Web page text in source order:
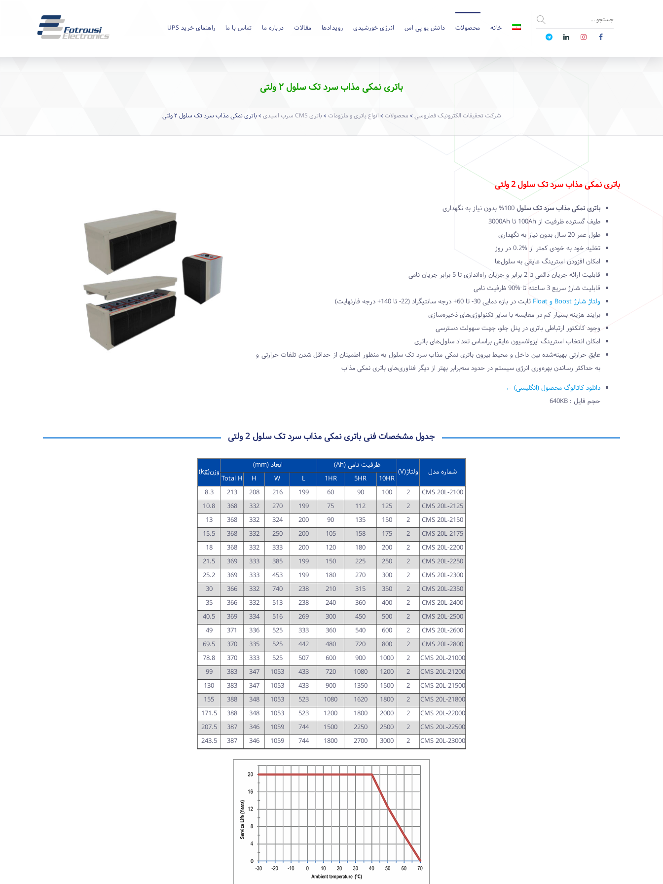
خانه محصولات دانش یو پی اس انرژی خورشیدی رویدادها مقالات درباره ما تماس با ما راهنمای خرید UPS
باتری نمکی مذاب سرد تک سلول ۲ ولتی
شرکت تحقیقات الکترونیک فطروسی > محصولات > انواع باتری و ملزومات > باتری CMS سرب اسیدی >باتری نمکی مذاب سرد تک سلول ۲ ولتی
باتری نمکی مذاب سرد تک سلول 2 ولتی
باتری نمکی مذاب سرد تک سلول
طیف گسترده ظرفیت از 100Ah تا 3000Ah
طول عمر 20 سال بدون نیاز به نگهداری
تخلیه خود به خودی کمتر از %0.2 در روز
امکان افزودن استرینگ عایقی به سلول‌ها
قابلیت ارائه جریان دائمی تا 2 برابر و جریان راه‌اندازی تا 5 برابر جریان نامی
قابلیت شارژ سریع 3 ساعته تا %90 ظرفیت نامی
ولتاژ شارژ Boost و Float
ثابت در بازه دمایی 30- تا 60+ درجه سانتیگراد (22- تا 140+ درجه فارنهایت)
برایند هزینه بسیار کم در مقایسه با سایر تکنولوژی‌های ذخیره‌سازی
وجود کانکتور ارتباطی باتری در پنل جلو، جهت سهولت دسترسی
امکان انتخاب استرینگ ایزولاسیون عایقی براساس تعداد سلول‌های باتری
عایق حرارتی بهینه‌شده بین داخل و محیط بیرون باتری نمکی مذاب سرد تک سلول به منظور اطمینان از حداقل شدن تلفات حرارتی و
به حداکثر رساندن بهره‌وری انرژی سیستم در حدود سه‌برابر بهتر از دیگر فناوری‌های باتری نمکی مذاب
دانلود کاتالوگ محصول (انگلیسی) ←
حجم فایل : 640KB
جدول مشخصات فنی باتری نمکی مذاب سرد تک سلول 2 ولتی
شماره مدل ولتاژ(V)
ظرفیت نامی (Ah) ابعاد (mm)
وزن(kg)
10HR
5HR
1HR
L
W
H
Total H
CMS 20L-2100
2
100
90
60
199
216
208
213
8.3
CMS 20L-2125
2
125
112
75
199
270
332
368
10.8
CMS 20L-2150
2
150
135
90
200
324
332
368
13
CMS 20L-2175
2
175
158
105
200
250
332
368
15.5
CMS 20L-2200
2
200
180
120
200
333
332
368
18
CMS 20L-2250
2
250
225
150
199
385
333
369
21.5
CMS 20L-2300
2
300
270
180
199
453
333
369
25.2
CMS 20L-2350
2
350
315
210
238
740
332
366
30
CMS 20L-2400
2
400
360
240
238
513
332
366
35
CMS 20L-2500
2
500
450
300
269
516
334
369
40.5
CMS 20L-2600
2
600
540
360
333
525
336
371
49
CMS 20L-2800
2
800
720
480
442
525
335
370
69.5
CMS 20L-21000
2
1000
900
600
507
525
333
370
78.8
CMS 20L-21200
2
1200
1080
720
433
1053
347
383
99
CMS 20L-21500
2
1500
1350
900
433
1053
347
383
130
CMS 20L-21800
2
1800
1620
1080
523
1053
348
388
155
CMS 20L-22000
2
2000
1800
1200
523
1053
348
388
171.5
CMS 20L-22500
2
2500
2250
1500
744
1059
346
387
207.5
CMS 20L-23000
2
3000
2700
1800
744
1059
346
387
243.5